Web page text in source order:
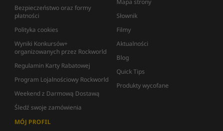
Bezpieczeństwo oraz formy
płatności
Polityka cookies
Wyniki Konkursów+
organizowanych przez Rockworld
Regulamin Karty Rabatowej
Program Lojalnościowy Rockworld
Weekend z Darmową Dostawą
Śledź swoje zamówienia
Słownik
Filmy
Aktualności
Blog
Quick Tips
Produkty wycofane
MÓJ PROFIL